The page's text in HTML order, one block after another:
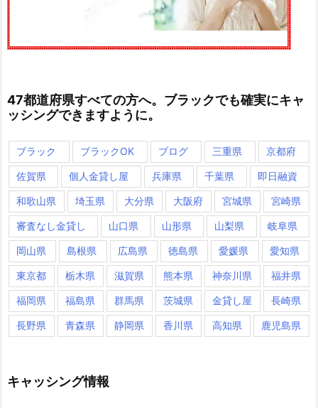
47都道府県すべての方へ。ブラックでも確実にキャ
ッシングできますように。
ブラック ブラックOK ブログ 三重県 京都府
佐賀県 個人金貸し屋 兵庫県 千葉県 即日融資
和歌山県 埼玉県 大分県 大阪府 宮城県 宮崎県
審査なし金貸し 山口県 山形県 山梨県 岐阜県
岡山県 島根県 広島県 徳島県 愛媛県 愛知県
東京都 栃木県 滋賀県 熊本県 神奈川県 福井県
福岡県 福島県 群馬県 茨城県 金貸し屋 長崎県
長野県 青森県 静岡県 香川県 高知県 鹿児島県
キャッシング情報